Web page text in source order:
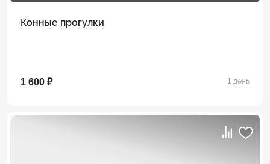
Конные прогулки
1 600 ₽ 1 день